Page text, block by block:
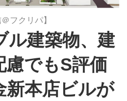
フクリパ】
ル建築物、建
慮でもS評価
新本店ビルが